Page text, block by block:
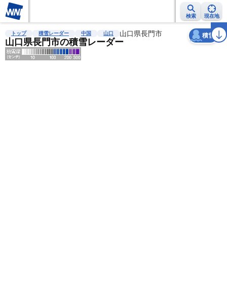
検索 現在地
雨雲レーダー 台風情報 地震情報 警報・注意報 2週間天気 ラ
トップ 積雪レーダー 中国 山口 山口県長門市
山口県長門市の積雪レーダー
積雪
天気 台風